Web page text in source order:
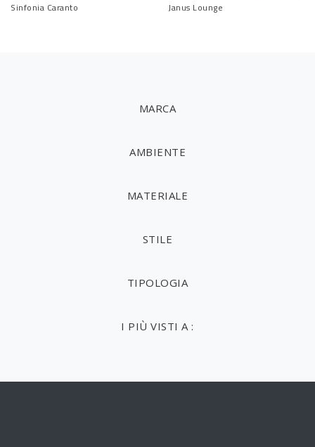
Sinfonia Caranto Janus Lounge
MARCA
AMBIENTE
MATERIALE
STILE
TIPOLOGIA
I PIÙ VISTI A :